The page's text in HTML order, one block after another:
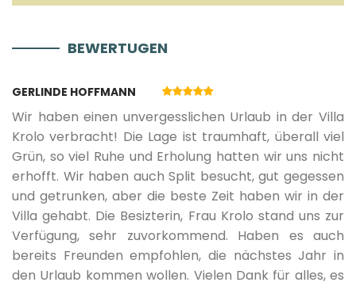
Wohnzimmer
Sofa
TV
Smart TV
Kamin
01.11.2026. 30.03.2027.
BEWERTUGEN
GERLINDE HOFFMANN
Wir haben einen unvergesslichen Urlaub in der Villa
Krolo verbracht! Die Lage ist traumhaft, überall viel
Grün, so viel Ruhe und Erholung hatten wir uns nicht
erhofft. Wir haben auch Split besucht, gut gegessen
und getrunken, aber die beste Zeit haben wir in der
Villa gehabt. Die Besizterin, Frau Krolo stand uns zur
Verfügung, sehr zuvorkommend. Haben es auch
bereits Freunden empfohlen, die nächstes Jahr in
den Urlaub kommen wollen. Vielen Dank für alles, es